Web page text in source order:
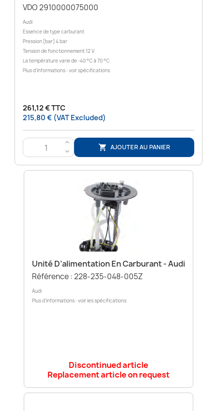
VDO 2910000075000
Audi
Essence de type carburant
Pression [bar] 4 bar
Tension de fonctionnement 12 V
La température varie de -40 °C à 70 °C
Plus d’informations : voir spécifications
261,12 € TTC
215,80 € (VAT Excluded)
>
<
 AJOUTER AU PANIER
Unité D’alimentation En Carburant - Audi
Référence : 228-235-048-005Z
Audi
Plus d’informations : voir les spécifications
Discontinued article
Replacement article on request